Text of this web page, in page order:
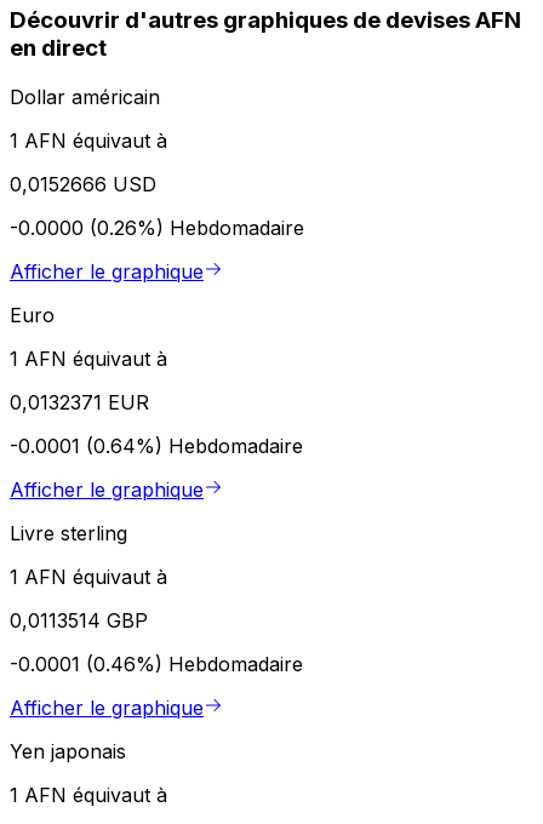
Découvrir d'autres graphiques de devises AFN
en direct
Dollar américain
1 AFN équivaut à
0,0152666 USD
-0.0000 (0.26%) Hebdomadaire
Afficher le graphique
Euro
1 AFN équivaut à
0,0132371 EUR
-0.0001 (0.64%) Hebdomadaire
Afficher le graphique
Livre sterling
1 AFN équivaut à
0,0113514 GBP
-0.0001 (0.46%) Hebdomadaire
Afficher le graphique
Yen japonais
1 AFN équivaut à